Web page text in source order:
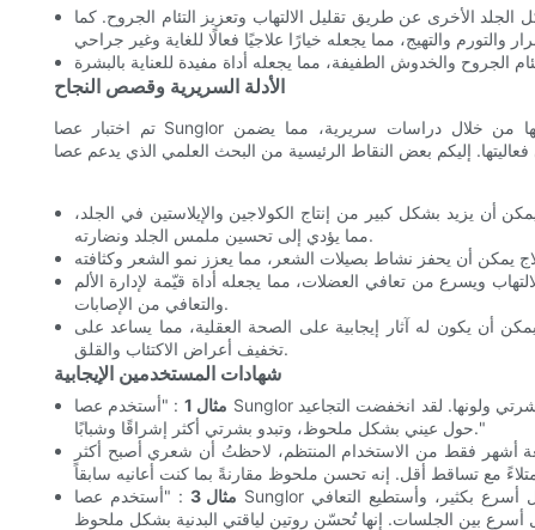
الأخرى عن طريق تقليل الالتهاب وتعزيز التئام الجروح. كما
الأدلة السريرية وقصص النجاح
تم اختبار عصا Sunglor عالية الجرعة ومنخفضة المجال الكهرومغناطيسي والتحقق من فعاليتها من خلال دراسات سريرية، مما يضمن
أن يزيد بشكل كبير من إنتاج الكولاجين والإيلاستين في الجلد،
مما يؤدي إلى تحسين ملمس الجلد ونضارته.
ويسرع من تعافي العضلات، مما يجعله أداة قيّمة لإدارة الألم
والتعافي من الإصابات.
أن يكون له آثار إيجابية على الصحة العقلية، مما يساعد على
تخفيف أعراض الاكتئاب والقلق.
شهادات المستخدمين الإيجابية
مثال 1
: "أستخدم عصا Sunglor منذ حوالي ستة أشهر، ويمكنني بالفعل ملاحظة تحسن كبير في ملمس بشرتي ولونها. لقد انخفضت التجاعيد
حول عيني بشكل ملحوظ، وتبدو بشرتي أكثر إشراقًا وشبابًا."
فقط من الاستخدام المنتظم، لاحظتُ أن شعري أصبح أكثر
مثال 3
: "أستخدم عصا Sunglor لتدليك العضلات بعد التمارين الرياضية، والنتائج مذهلة. يزول الألم بشكل أسرع بكثير، وأستطيع التعافي